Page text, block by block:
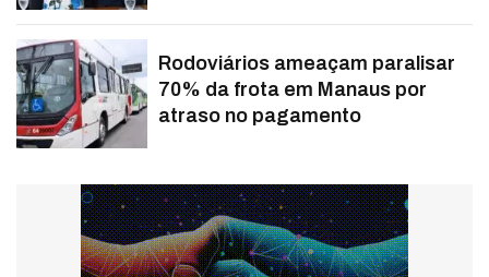
Rodoviários ameaçam paralisar
70% da frota em Manaus por
atraso no pagamento